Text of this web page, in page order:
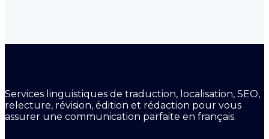
Services linguistiques de traduction, localisation, SEO,
relecture, révision, édition et rédaction pour vous
assurer une communication parfaite en français.